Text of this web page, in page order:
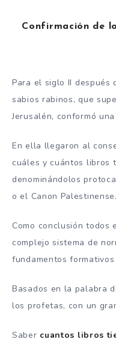
Confirmación de
Para el siglo II después
sabios rabinos, que
Jerusalén, conformó
En ella llegaron al
cuáles y cuántos libros
denominándolos
o el Canon Palestinense.
Como conclusión todos
complejo sistema de
fundamentos
Basados en la palabra
los profetas, con un
Saber cuantos libros